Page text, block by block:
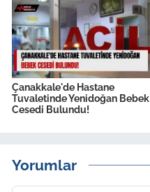
Çanakkale'de Hastane
Tuvaletinde Yenidoğan Bebek
Cesedi Bulundu!
Yorumlar